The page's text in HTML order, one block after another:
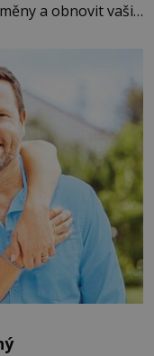
a obnovit vaši
svého života